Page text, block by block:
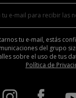
tu e-mail, estás
del grupo
sobre el uso de tus
Política de